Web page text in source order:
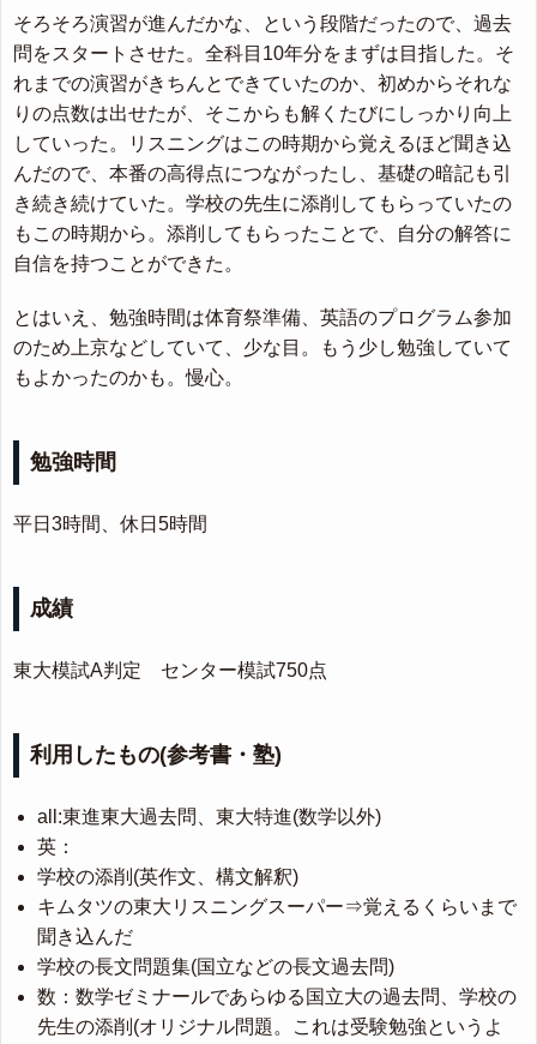
そろそろ演習が進んだかな、という段階だったので、過去
問をスタートさせた。全科目10年分をまずは目指した。そ
れまでの演習がきちんとできていたのか、初めからそれな
りの点数は出せたが、そこからも解くたびにしっかり向上
していった。リスニングはこの時期から覚えるほど聞き込
んだので、本番の高得点につながったし、基礎の暗記も引
き続き続けていた。学校の先生に添削してもらっていたの
もこの時期から。添削してもらったことで、自分の解答に
自信を持つことができた。
とはいえ、勉強時間は体育祭準備、英語のプログラム参加
のため上京などしていて、少な目。もう少し勉強していて
もよかったのかも。慢心。
勉強時間
平日3時間、休日5時間
成績
東大模試A判定 センター模試750点
利用したもの(参考書・塾)
all:東進東大過去問、東大特進(数学以外)
英：
学校の添削(英作文、構文解釈)
キムタツの東大リスニングスーパー⇒覚えるくらいまで
聞き込んだ
学校の長文問題集(国立などの長文過去問)
数：数学ゼミナールであらゆる国立大の過去問、学校の
先生の添削(オリジナル問題。これは受験勉強というよ